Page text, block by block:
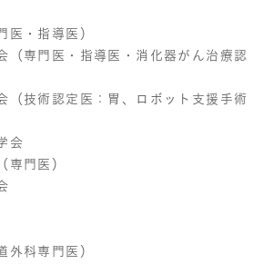
医・指導医）
（専門医・指導医・消化器がん治療認
（技術認定医：胃、ロボット支援手術
会
専門医）
外科専門医）